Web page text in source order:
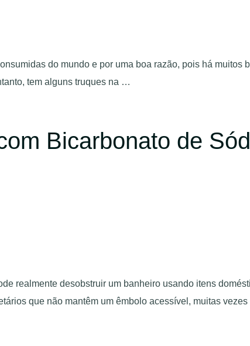
do mundo e por uma boa razão, pois há muitos
tem alguns truques na …
Bicarbonato de
realmente desobstruir um banheiro usando itens
que não mantêm um êmbolo acessível, muitas